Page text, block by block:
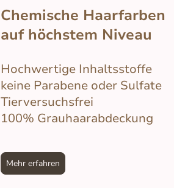
Chemische Haarfarben
auf höchstem Niveau
Hochwertige Inhaltsstoffe
keine Parabene oder Sulfate
Tierversuchsfrei
100% Grauhaarabdeckung
Mehr erfahren